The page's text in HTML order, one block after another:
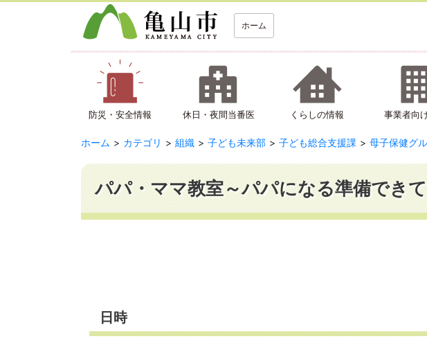
ホーム
防災・安全情報 休日・夜間当番医 くらしの情報 事業者向
ホーム カテゴリ 組織 子ども未来部 子ども総合支援課 母子保健グ
パパ・ママ教室～パパになる準備でき
日時